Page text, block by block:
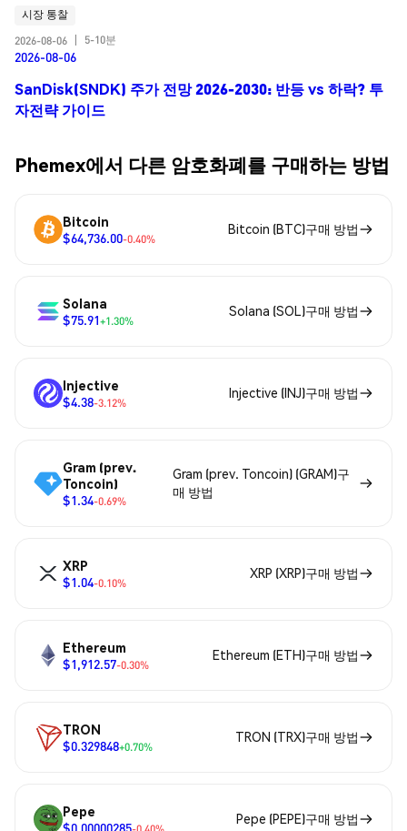
시장 통찰
2026-08-06
5-10분
2026-08-06
SanDisk(SNDK) 주가 전망 2026-2030: 반등 vs 하락? 투
자전략 가이드
Phemex에서 다른 암호화폐를 구매하는 방법
Bitcoin
$64,736.00-0.40%
Bitcoin (BTC)구매 방법
Solana
$75.91+1.30%
Solana (SOL)구매 방법
Injective
$4.38-3.12%
Injective (INJ)구매 방법
Gram (prev.
Toncoin)
$1.34-0.69%
Gram (prev. Toncoin) (GRAM)구
매 방법
XRP
$1.04-0.10%
XRP (XRP)구매 방법
Ethereum
$1,912.57-0.30%
Ethereum (ETH)구매 방법
TRON
$0.329848+0.70%
TRON (TRX)구매 방법
Pepe
$0.00000285
Pepe (PEPE)구매 방법